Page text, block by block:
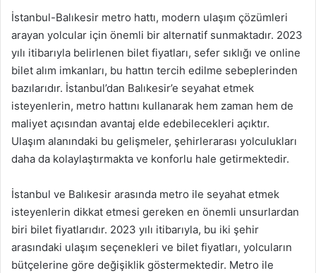
İstanbul-Balıkesir metro hattı, modern ulaşım çözümleri
arayan yolcular için önemli bir alternatif sunmaktadır. 2023
yılı itibarıyla belirlenen bilet fiyatları, sefer sıklığı ve online
bilet alım imkanları, bu hattın tercih edilme sebeplerinden
bazılarıdır. İstanbul’dan Balıkesir’e seyahat etmek
isteyenlerin, metro hattını kullanarak hem zaman hem de
maliyet açısından avantaj elde edebilecekleri açıktır.
Ulaşım alanındaki bu gelişmeler, şehirlerarası yolculukları
daha da kolaylaştırmakta ve konforlu hale getirmektedir.
İstanbul ve Balıkesir arasında metro ile seyahat etmek
isteyenlerin dikkat etmesi gereken en önemli unsurlardan
biri bilet fiyatlarıdır. 2023 yılı itibarıyla, bu iki şehir
arasındaki ulaşım seçenekleri ve bilet fiyatları, yolcuların
bütçelerine göre değişiklik göstermektedir. Metro ile